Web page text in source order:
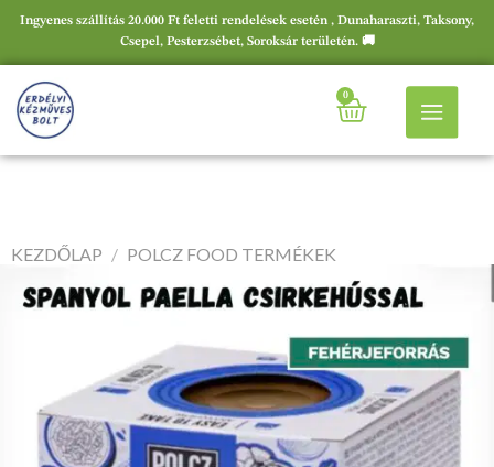
Ingyenes szállítás 20.000 Ft feletti rendelések esetén , Dunaharaszti, Taksony,
Csepel, Pesterzsébet, Soroksár területén. 🚚
0
KEZDŐLAP / POLCZ FOOD TERMÉKEK